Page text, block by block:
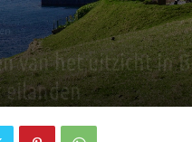
van het uitzicht in
eilanden